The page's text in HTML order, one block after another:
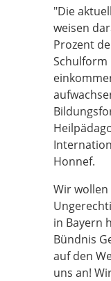
"Die
weisen
Prozent
Honnef.
Wir wollen
in Bayern
Bündnis
auf den
uns an!